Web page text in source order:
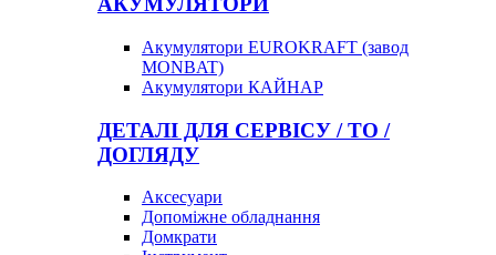
Акумулятори EUROKRAFT (завод
MONBAT)
Акумулятори КАЙНАР
ДЕТАЛІ ДЛЯ СЕРВІСУ / ТО /
ДОГЛЯДУ
Аксесуари
Допоміжне обладнання
Домкрати